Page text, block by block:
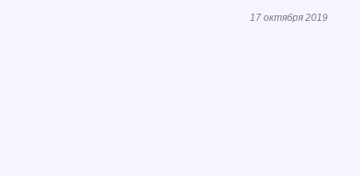
17 октября 2019